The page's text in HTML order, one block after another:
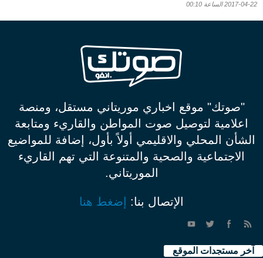
2017-04-22 الساعة 00:10
"صوتك" موقع اخباري موريتاني مستقل، ومنصة
اعلامية لتوصيل صوت المواطن والقاريء ومتابعة
الشأن المحلي والاقليمي أولاً بأول، إضافة للمواضيع
الاجتماعية والصحية والمتنوعة التي تهم القاريء
الموريتاني.
الإتصال بنا: إضغط هنا
آخر مستجدات الموقع